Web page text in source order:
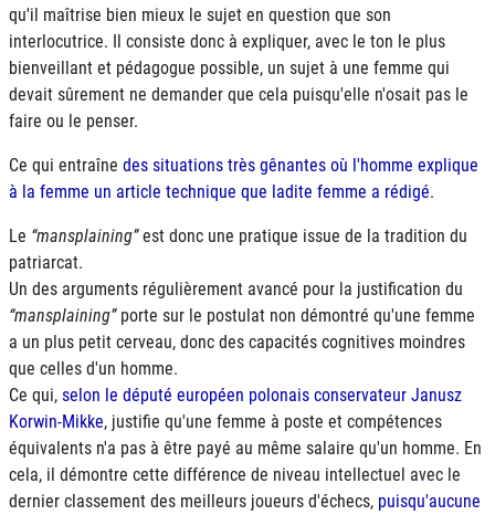
qu'il maîtrise bien mieux le sujet en question que son
interlocutrice. Il consiste donc à expliquer, avec le ton le plus
bienveillant et pédagogue possible, un sujet à une femme qui
devait sûrement ne demander que cela puisqu'elle n'osait pas le
faire ou le penser.
Ce qui entraîne des situations très gênantes où l'homme explique
à la femme un article technique que ladite femme a rédigé.
Le mansplaining est donc une pratique issue de la tradition du
patriarcat.
Un des arguments régulièrement avancé pour la justification du
mansplaining porte sur le postulat non démontré qu'une femme
a un plus petit cerveau, donc des capacités cognitives moindres
que celles d'un homme.
Ce qui, selon le député européen polonais conservateur Janusz
Korwin-Mikke, justifie qu'une femme à poste et compétences
équivalents n'a pas à être payé au même salaire qu'un homme. En
cela, il démontre cette différence de niveau intellectuel avec le
dernier classement des meilleurs joueurs d'échecs, puisqu'aucune